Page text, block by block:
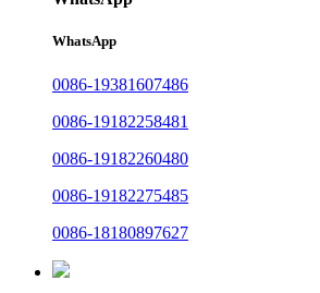
WhatsApp
0086-19381607486
0086-19182258481
0086-19182260480
0086-19182275485
0086-18180897627